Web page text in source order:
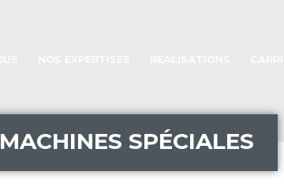
MACHINES SPÉCIALES